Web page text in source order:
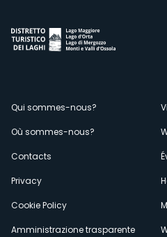
Menù
secondario
Qui sommes-nous?
Où sommes-nous?
Contacts
Privacy
Cookie Policy
Amministrazione trasparente